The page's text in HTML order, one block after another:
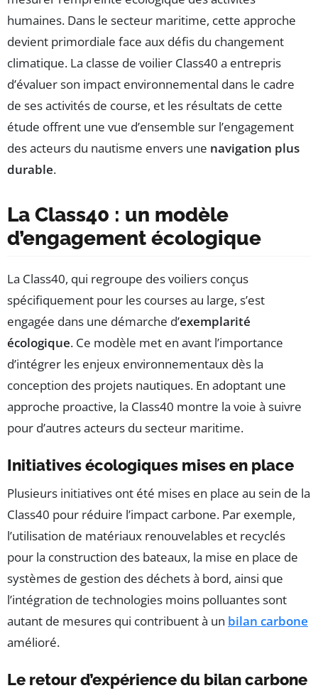
humaines. Dans le secteur maritime, cette approche
devient primordiale face aux défis du changement
climatique. La classe de voilier Class40 a entrepris
d’évaluer son impact environnemental dans le cadre
de ses activités de course, et les résultats de cette
étude offrent une vue d’ensemble sur l’engagement
des acteurs du nautisme envers une navigation plus
durable.
La Class40 : un modèle
d’engagement écologique
La Class40, qui regroupe des voiliers conçus
spécifiquement pour les courses au large, s’est
engagée dans une démarche d’exemplarité
écologique. Ce modèle met en avant l’importance
d’intégrer les enjeux environnementaux dès la
conception des projets nautiques. En adoptant une
approche proactive, la Class40 montre la voie à suivre
pour d’autres acteurs du secteur maritime.
Initiatives écologiques mises en place
Plusieurs initiatives ont été mises en place au sein de la
Class40 pour réduire l’impact carbone. Par exemple,
l’utilisation de matériaux renouvelables et recyclés
pour la construction des bateaux, la mise en place de
systèmes de gestion des déchets à bord, ainsi que
l’intégration de technologies moins polluantes sont
autant de mesures qui contribuent à un bilan carbone
amélioré.
Le retour d’expérience du bilan carbone